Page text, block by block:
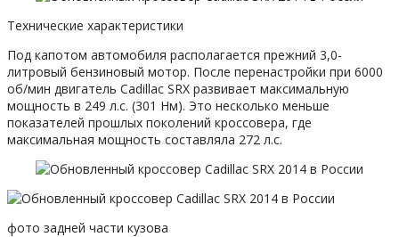
Технические характеристики
Под капотом автомобиля располагается прежний 3,0-
литровый бензиновый мотор. После перенастройки при 6000
об/мин двигатель Cadillac SRX развивает максимальную
мощность в 249 л.с. (301 Нм). Это несколько меньше
показателей прошлых поколений кроссовера, где
максимальная мощность составляла 272 л.с.
фото задней части кузова